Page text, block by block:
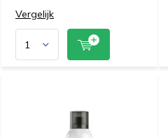
Vergelijk